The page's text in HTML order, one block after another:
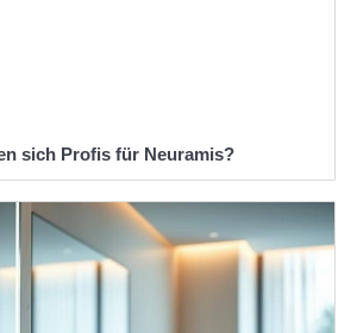
sich Profis für Neuramis?